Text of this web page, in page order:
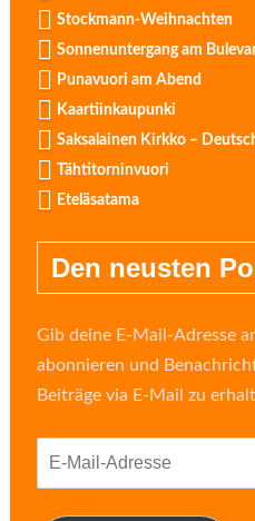
Stockmann-Weihnachten
Sonnenuntergang am
Punavuori am Abend
Kaartiinkaupunki
Saksalainen Kirkko –
Tähtitorninvuori
Eteläsatama
Den neusten
Gib deine E-Mail-Adresse
abonnieren und
Beiträge via E-Mail zu